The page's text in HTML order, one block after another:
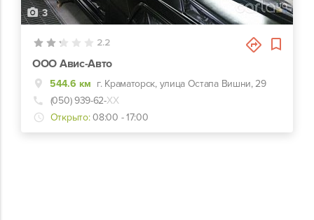
3
2.2
ООО Авис-Авто
544.6 км г. Краматорск, улица Остапа Вишни, 29
(050) 939-62-ХХ
Открыто: 08:00 - 17:00